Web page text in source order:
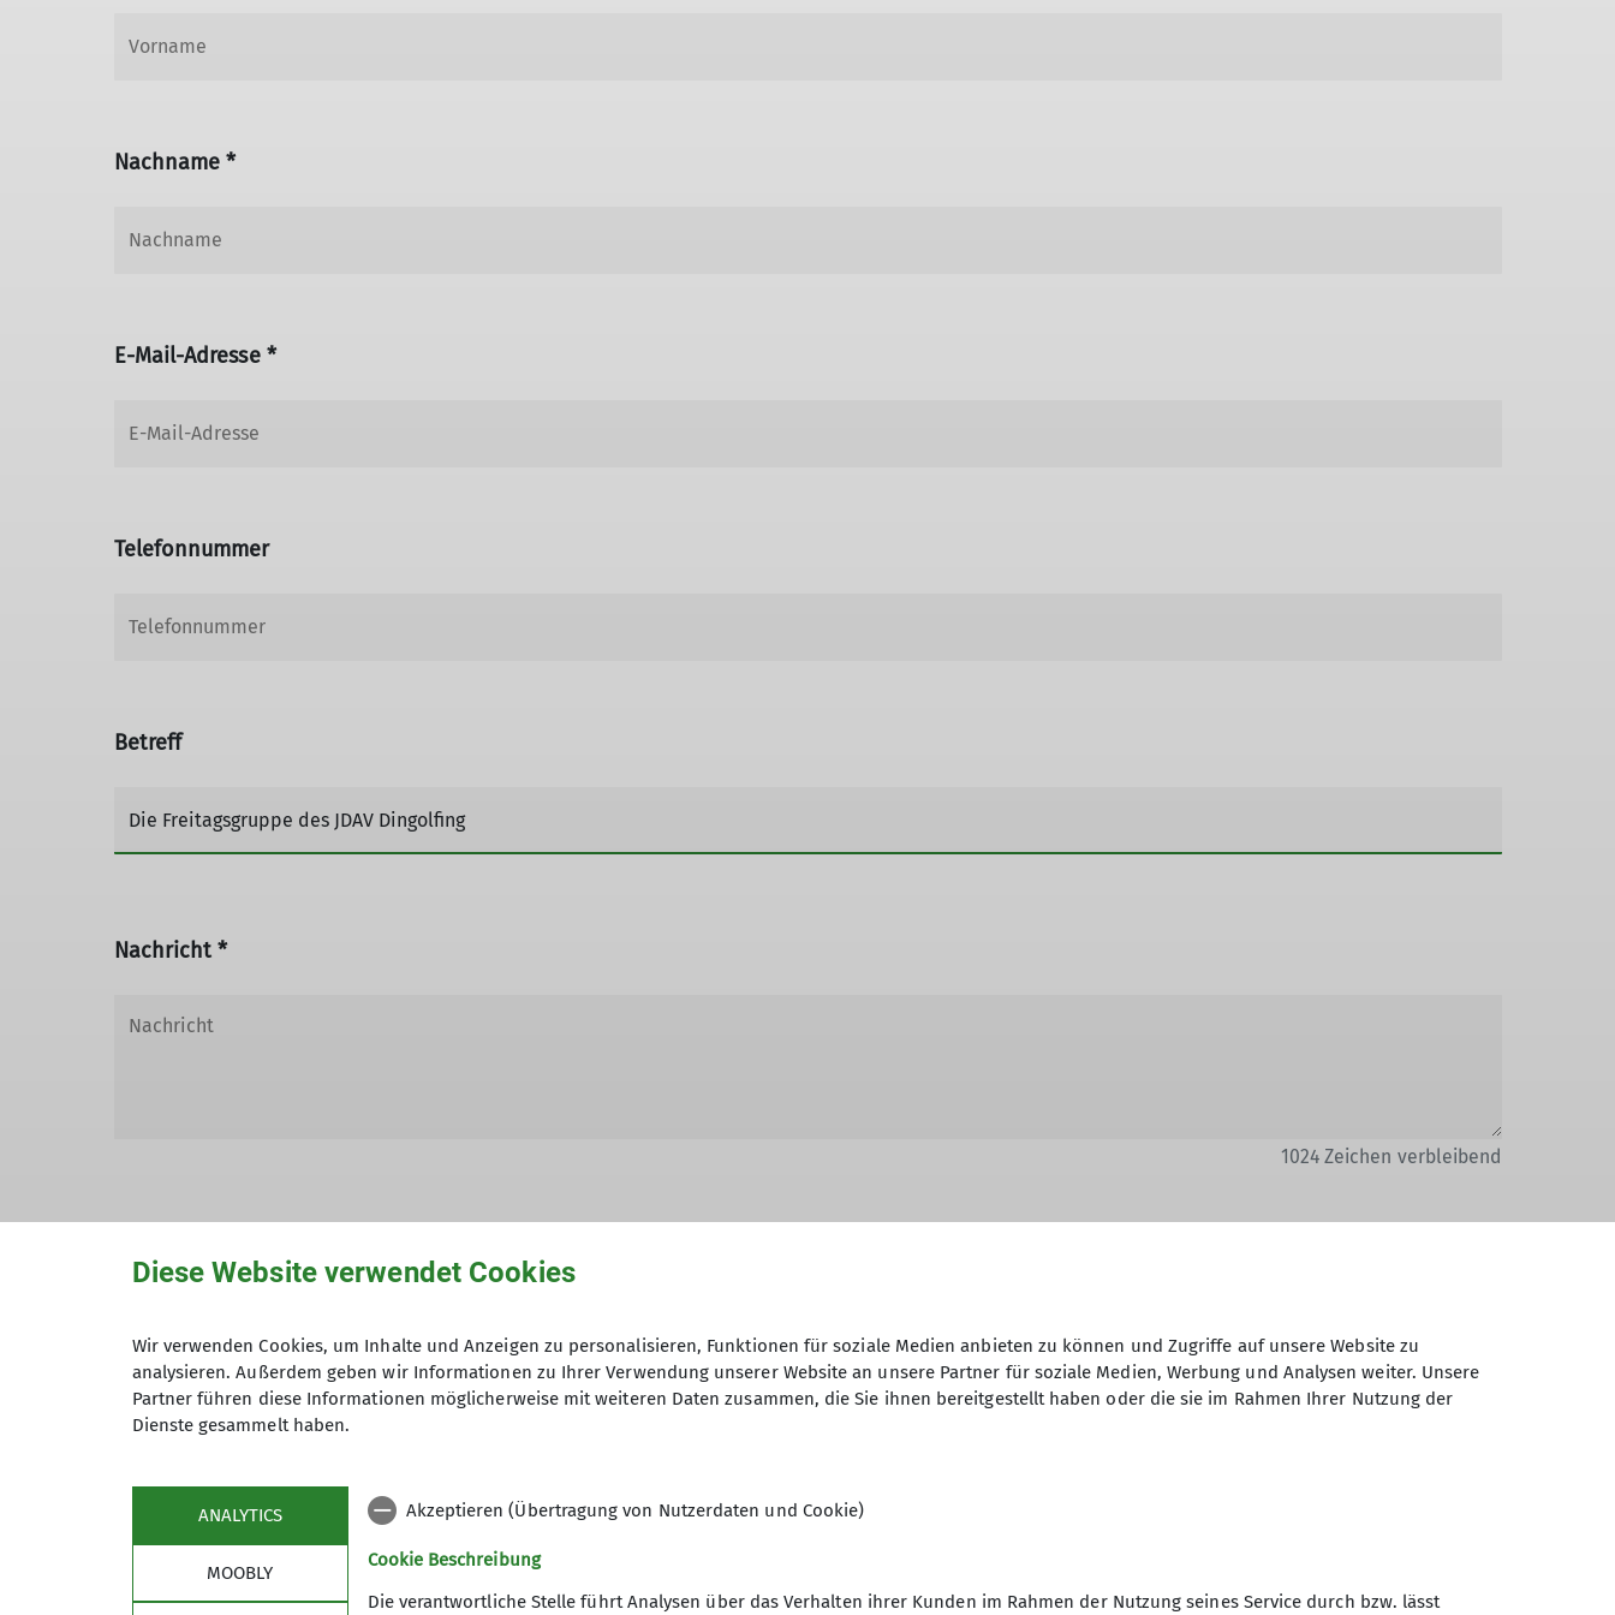
Nachname *
E-Mail-Adresse *
Telefonnummer
Betreff
Nachricht *
1024Zeichen verbleibend
Hiermit bestätige ich die Kenntnisnahme der Datenschutzerklärung *
Hiermit erkläre ich mich einverstanden, dass meine in das Kontaktformular eingegebenen Daten elektronisch gesichert und zum
Zweck der Kontaktaufnahme verarbeitet und genutzt werden. Mir ist bekannt, dass ich meine Einwilligung jederzeit wiederrufen kann.
Mit (*) markierte Felder sind Pflichtfelder
Diese Website verwendet Cookies
Wir verwenden Cookies, um Inhalte und Anzeigen zu personalisieren, Funktionen für soziale Medien anbieten zu können und Zugriffe auf unsere Website zu
analysieren. Außerdem geben wir Informationen zu Ihrer Verwendung unserer Website an unsere Partner für soziale Medien, Werbung und Analysen weiter. Unsere
Partner führen diese Informationen möglicherweise mit weiteren Daten zusammen, die Sie ihnen bereitgestellt haben oder die sie im Rahmen Ihrer Nutzung der
Dienste gesammelt haben.
ANALYTICS
MOOBLY
Akzeptieren (Übertragung von Nutzerdaten und Cookie)
Cookie Beschreibung
Die verantwortliche Stelle führt Analysen über das Verhalten ihrer Kunden im Rahmen der Nutzung seines Service durch bzw. lässt